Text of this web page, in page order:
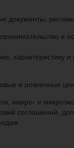
документы,
и
характеристику и
и розничные
макро- и
соглашений,